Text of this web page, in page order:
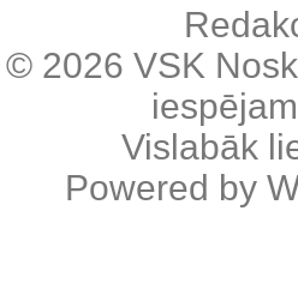
© 2026 VSK
Vislabāk
Powered by